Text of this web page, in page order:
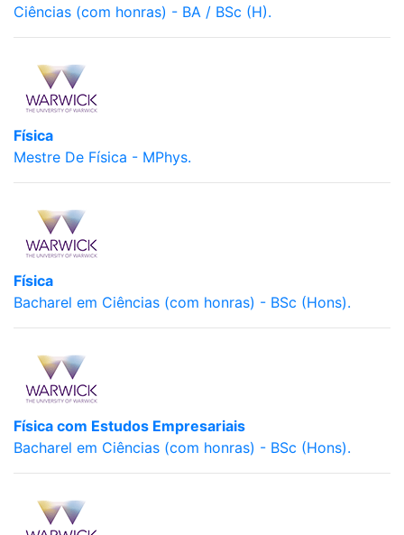
Ciências (com honras) - BA / BSc (H).
Física
Mestre De Física - MPhys.
Física
Bacharel em Ciências (com honras) - BSc (Hons).
Física com Estudos Empresariais
Bacharel em Ciências (com honras) - BSc (Hons).